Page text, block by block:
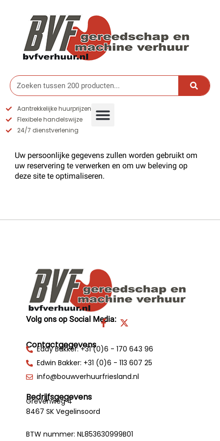
Zoeken
Aantrekkelijke huurprijzen
Flexibele handelswijze
24/7 dienstverlening
Uw persoonlijke gegevens zullen worden gebruikt om
uw reservering te verwerken en om uw beleving op
deze site te optimaliseren.
Volg ons op Social Media:
F
a
e
b
o
o
X
-
w
i
t
t
Contactgegevens
Eddy Bakker: +31 (0)6 - 170 643 96
Edwin Bakker: +31 (0)6 - 113 607 25
info@bouwverhuurfriesland.nl
Bedrijfsgegevens
Grevenweg 4
8467 SK Vegelinsoord
BTW nummer: NL853630999B01